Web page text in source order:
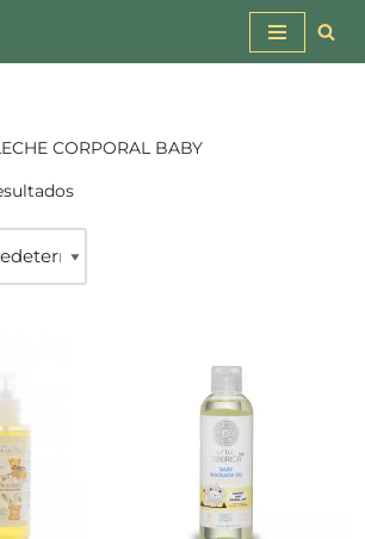
CORPORAL BABY